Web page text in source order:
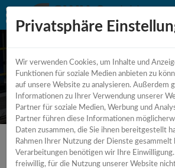
CNC -
Achsen
Privatsphäre
Wir verwenden Cookies, um Inhalte und
Funktionen für soziale Medien anbieten zu
auf unsere Website zu analysieren. Außerdem
Informationen zu Ihrer Verwendung unserer
Partner für soziale Medien, Werbung und
Partner führen diese Informationen
Daten zusammen, die Sie ihnen bereitgestellt
Rahmen Ihrer Nutzung der Dienste gesammelt
Verarbeitungen benötigen wir Ihre
freiwillig, für die Nutzung unserer Website